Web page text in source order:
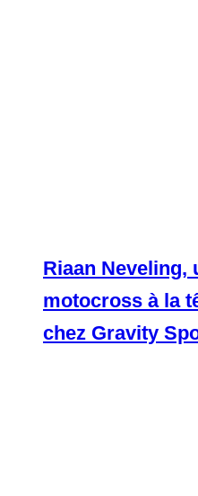
Riaan Neveling,
motocross à la
chez Gravity